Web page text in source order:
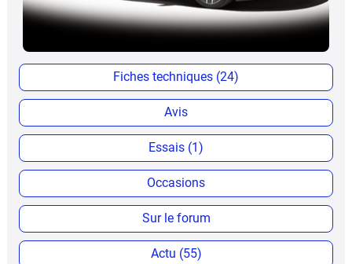
Fiches techniques (24)
Avis
Essais (1)
Occasions
Sur le forum
Actu (55)